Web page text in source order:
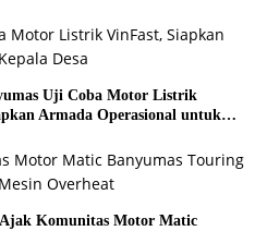
Uji Coba Motor Listrik
Armada Operasional untuk
Komunitas Motor Matic